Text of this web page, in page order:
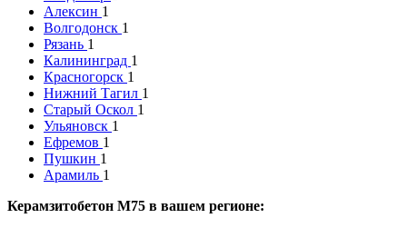
Алексин 1
Волгодонск 1
Рязань 1
Калининград 1
Красногорск 1
Нижний Тагил 1
Старый Оскол 1
Ульяновск 1
Ефремов 1
Пушкин 1
Арамиль 1
Керамзитобетон М75 в вашем регионе: